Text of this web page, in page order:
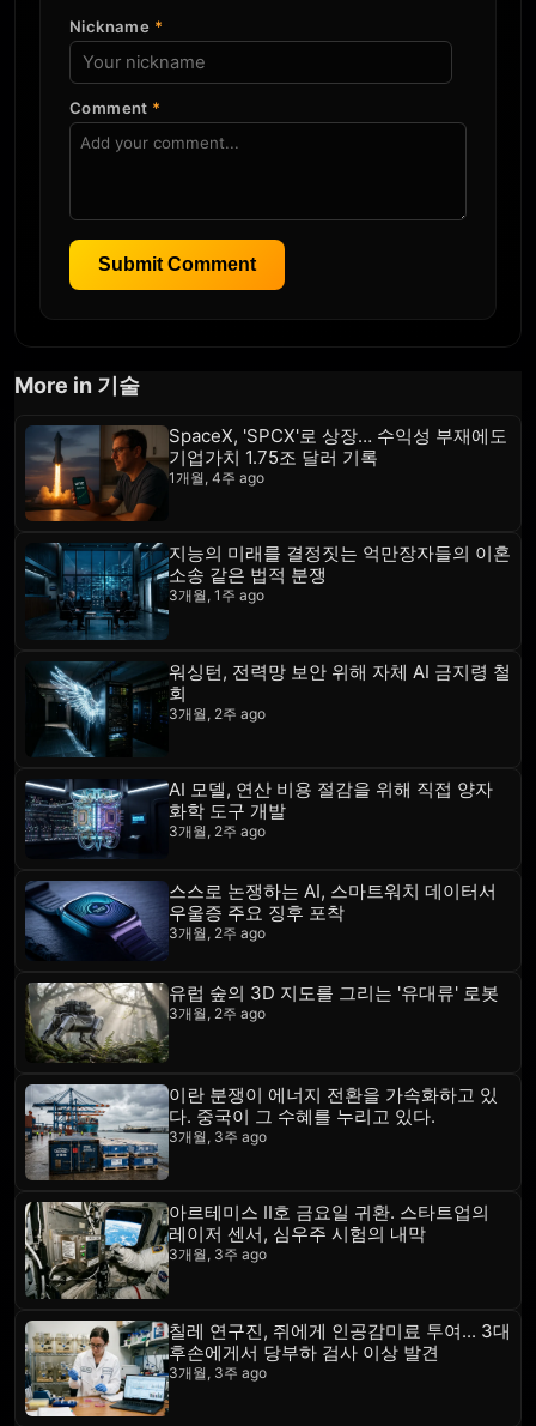
Nickname *
Comment *
Submit Comment
More in 기술
SpaceX, 'SPCX'로 상장… 수익성 부재에도
기업가치 1.75조 달러 기록
1개월, 4주 ago
지능의 미래를 결정짓는 억만장자들의 이혼
소송 같은 법적 분쟁
3개월, 1주 ago
워싱턴, 전력망 보안 위해 자체 AI 금지령 철
회
3개월, 2주 ago
AI 모델, 연산 비용 절감을 위해 직접 양자
화학 도구 개발
3개월, 2주 ago
스스로 논쟁하는 AI, 스마트워치 데이터서
우울증 주요 징후 포착
3개월, 2주 ago
유럽 숲의 3D 지도를 그리는 '유대류' 로봇
3개월, 2주 ago
이란 분쟁이 에너지 전환을 가속화하고 있
다. 중국이 그 수혜를 누리고 있다.
3개월, 3주 ago
아르테미스 II호 금요일 귀환. 스타트업의
레이저 센서, 심우주 시험의 내막
3개월, 3주 ago
칠레 연구진, 쥐에게 인공감미료 투여... 3대
후손에게서 당부하 검사 이상 발견
3개월, 3주 ago